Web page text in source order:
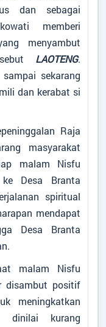
Pesisir
Timur
Desa
dan sebagai
memberi
menyambut
LAOTENG.
sekarang
dan kerabat si
Raja
masyarakat
malam Nisfu
ke Desa Branta
spiritual
mendapat
Desa Branta
malam Nisfu
disambut positif
meningkatkan
dinilai kurang